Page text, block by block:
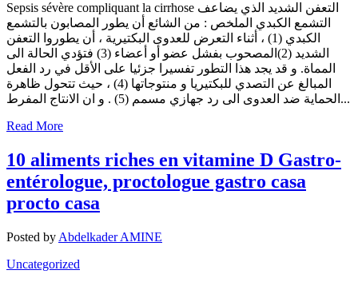
Sepsis sévère compliquant la cirrhose التعفن الشديد الذي يضاعف
التشمع الكبدي الملخص : من الشائع أن يطور المصابون بالتشمع
الكبدي (1) ، أثناء التعرض للعدوى البكتيرية ، أن يطوروا التعفن
الشديد (2)المصحوب بفشل عضو أو أعضاء (3) فتؤدي الحالة الى
المماة. و قد يجد هذا التطور تفسيرا جزئيا على الأقل في رد الفعل
المبالغ عن التصدي للبكتيريا و منتوجاتها (4) ، حيث تتحول ظاهرة
الحماية ضد العدوى الى رد جهازي مسمم (5) . و ان الانتاج المفرط...
Read More
10 aliments riches en vitamine D Gastro-
entérologue, proctologue gastro casa
procto casa
Posted by Abdelkader AMINE
Uncategorized